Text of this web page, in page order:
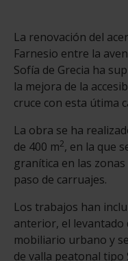
La renovación del
Farnesio entre la
Sofía de Grecia ha
la mejora de la
cruce con esta útima
La obra se ha
de 400 m2, en la que
granítica en las
paso de carruajes.
Los trabajos han
anterior, el levantado
mobiliario urbano y
de valla peatonal tipo